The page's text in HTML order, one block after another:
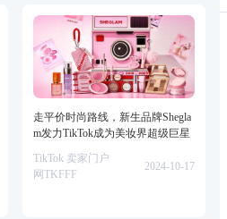
走平价时尚路线，新生品牌Shegla
m发力TikTok成为美妆界超级巨星
TikTok 卖家门户
网TKFFF
2024-10-17